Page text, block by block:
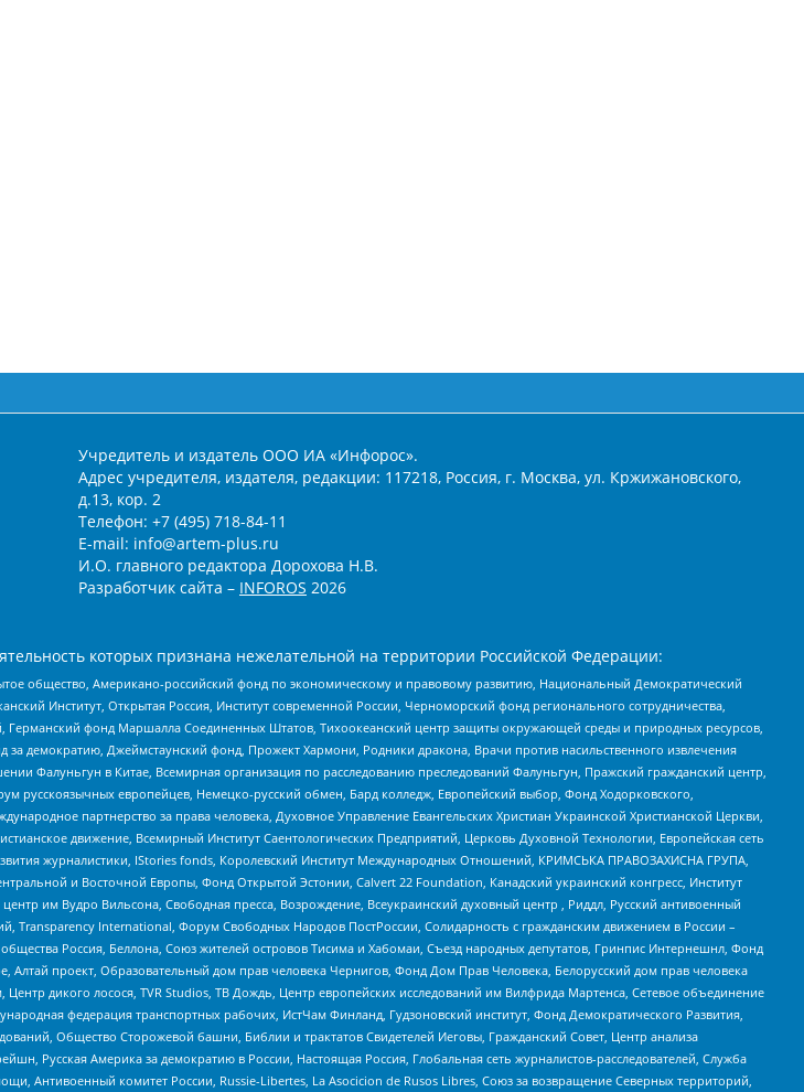
Учредитель и издатель ООО ИА «Инфорос».
Адрес учредителя, издателя, редакции: 117218, Россия, г. Москва, ул. Кржижановского,
д.13, кор. 2
Телефон: +7 (495) 718-84-11
E-mail: info@artem-plus.ru
И.О. главного редактора Дорохова Н.В.
Разработчик сайта – INFOROS 2026
которых признана нежелательной на территории Российской Федерации:
общество, Американо-российский фонд по экономическому и правовому развитию, Национальный Демократический
Институт, Открытая Россия, Институт современной России, Черноморский фонд регионального сотрудничества,
фонд Маршалла Соединенных Штатов, Тихоокеанский центр защиты окружающей среды и природных ресурсов,
демократию, Джеймстаунский фонд, Прожект Хармони, Родники дракона, Врачи против насильственного извлечения
Фалуньгун в Китае, Всемирная организация по расследованию преследований Фалуньгун, Пражский гражданский центр,
русскоязычных европейцев, Немецко-русский обмен, Бард колледж, Европейский выбор, Фонд Ходорковского,
партнерство за права человека, Духовное Управление Евангельских Христиан Украинской Христианской Церкви,
движение, Всемирный Институт Саентологических Предприятий, Церковь Духовной Технологии, Европейская сеть
журналистики, IStories fonds, Королевский Институт Международных Отношений, КРИМСЬКА ПРАВОЗАХИСНА ГРУПА,
и Восточной Европы, Фонд Открытой Эстонии, Calvert 22 Foundation, Канадский украинский конгресс, Институт
им Вудро Вильсона, Свободная пресса, Возрождение, Всеукраинский духовный центр , Риддл, Русский антивоенный
International, Форум Свободных Народов ПостРоссии, Солидарность с гражданским движением в России –
Россия, Беллона, Союз жителей островов Тисима и Хабомаи, Съезд народных депутатов, Гринпис Интернешнл, Фонд
проект, Образовательный дом прав человека Чернигов, Фонд Дом Прав Человека, Белорусский дом прав человека
дикого лосося, TVR Studios, ТВ Дождь, Центр европейских исследований им Вилфрида Мартенса, Сетевое объединение
федерация транспортных рабочих, ИстЧам Финланд, Гудзоновский институт, Фонд Демократического Развития,
Общество Сторожевой башни, Библии и трактатов Свидетелей Иеговы, Гражданский Совет, Центр анализа
Русская Америка за демократию в России, Настоящая Россия, Глобальная сеть журналистов-расследователей, Служба
Антивоенный комитет России, Russie-Libertes, La Asocicion de Rusos Libres, Союз за возвращение Северных территорий,